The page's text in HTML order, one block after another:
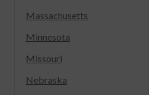
Massachusetts
Minnesota
Missouri
Nebraska